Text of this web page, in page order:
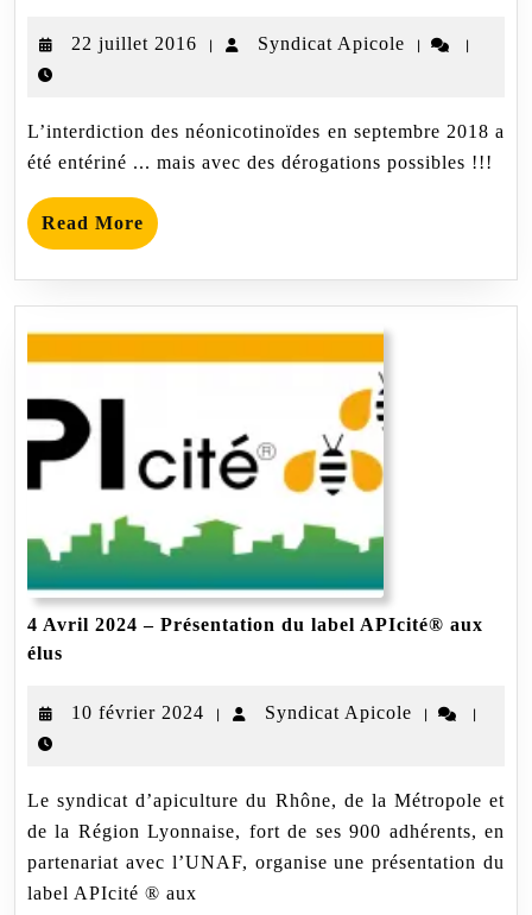
des
2018.
22 juillet 2016
22
| Syndicat Apicole
Syndicat
| |
L’interdiction des néonicotinoïdes en septembre 2018 a
été entériné ... mais avec des dérogations possibles !!!
Read More Read
More
4 Avril 2024 – Présentation du label APIcité® aux
élus
APIcité®
aux
10 février 2024
10
| Syndicat Apicole
Syndicat
| |
Le syndicat d’apiculture du Rhône, de la Métropole et
de la Région Lyonnaise, fort de ses 900 adhérents, en
partenariat avec l’UNAF, organise une présentation du
label APIcité ® aux